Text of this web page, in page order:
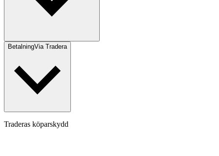
BetalningVia Tradera
Traderas köparskydd